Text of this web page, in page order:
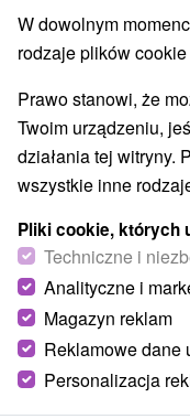
Krásnohorská Dlhá
Jaskinia
Košický kraj -
W dowolnym
rodzaje plików
Prawo stanowi, że
Twoim urządzeniu,
działania tej witryny.
wszystkie inne
Pliki cookie, których
Techniczne i
Analityczne i
Magazyn reklam
Reklamowe dane
Personalizacja